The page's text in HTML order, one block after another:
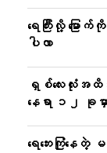
ရေကြီးလို့ မြောက်
ပါလာ
ရှစ်လေးလုံးအ
နေရာ ၁၂ ခု
ရေဘေးကြုံနေ